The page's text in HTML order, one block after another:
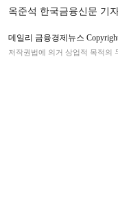
옥준석 한국금융신문 기
데일리 금융경제뉴스
저작권법에 의거 상업적 목적의